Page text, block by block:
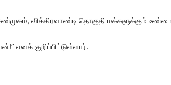
விக்கிரவாண்டி தொகுதி மக்களுக்கும்
எனக் குறிப்பிட்டுள்ளார்.